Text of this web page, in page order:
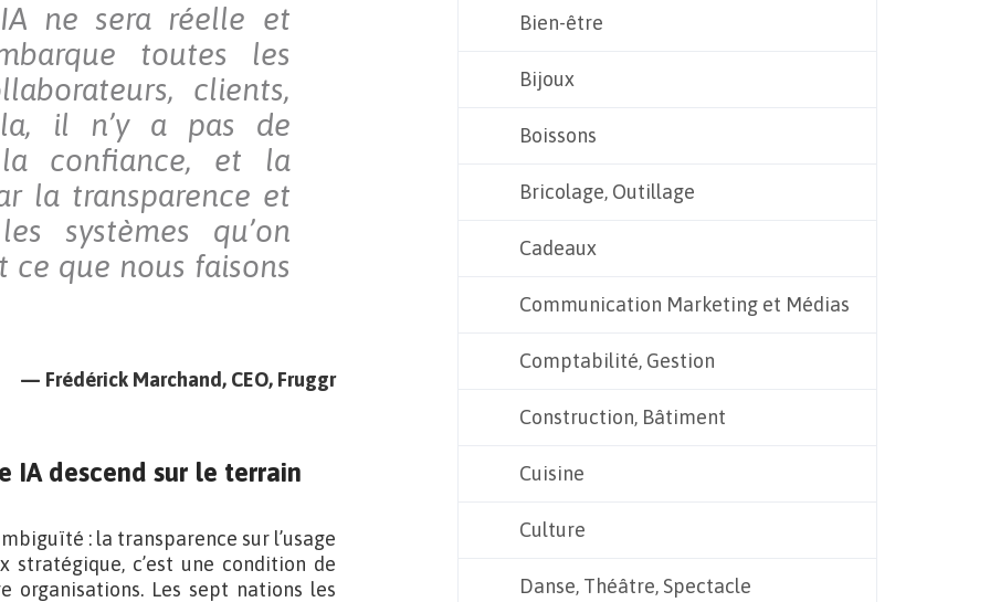
ne sera réelle et
toutes les
clients,
il n’y a pas de
confiance, et la
la transparence et
systèmes qu’on
ce que nous faisons
— Frédérick Marchand, CEO, Fruggr
IA descend sur le terrain
: la transparence sur l’usage
stratégique, c’est une condition de
organisations. Les sept nations les
Bien-être
Bijoux
Boissons
Bricolage, Outillage
Cadeaux
Communication Marketing et Médias
Comptabilité, Gestion
Construction, Bâtiment
Cuisine
Culture
Danse, Théâtre, Spectacle